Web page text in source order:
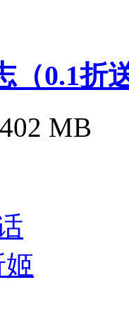
（0.1折
402 MB